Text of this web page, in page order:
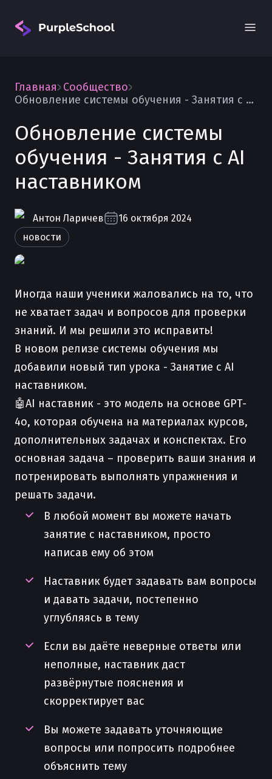
Вход
Главная Сообщество
Обновление системы обучения - Занятия с AI наставником
Обновление системы
обучения - Занятия с AI
наставником
Антон Ларичев
16 октября 2024
новости
Иногда наши ученики жаловались на то, что
не хватает задач и вопросов для проверки
знаний. И мы решили это исправить!
В новом релизе системы обучения мы
добавили новый тип урока - Занятие с AI
наставником.
🤖AI наставник - это модель на основе GPT-
4o, которая обучена на материалах курсов,
дополнительных задачах и конспектах. Его
основная задача – проверить ваши знания и
потренировать выполнять упражнения и
решать задачи.
В любой момент вы можете начать
занятие с наставником, просто
написав ему об этом
Наставник будет задавать вам вопросы
и давать задачи, постепенно
углубляясь в тему
Если вы даёте неверные ответы или
неполные, наставник даст
развёрнутые пояснения и
скорректирует вас
Вы можете задавать уточняющие
вопросы или попросить подробнее
объяснить тему